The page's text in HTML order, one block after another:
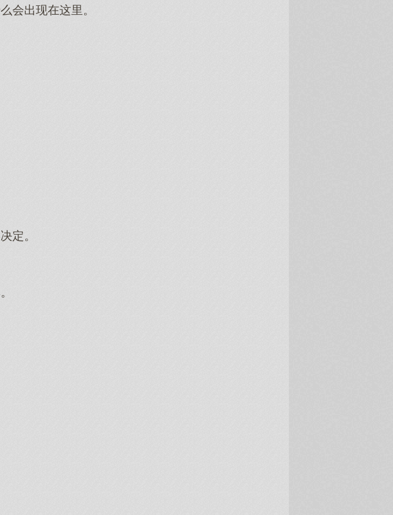
会出现在这里。
定。